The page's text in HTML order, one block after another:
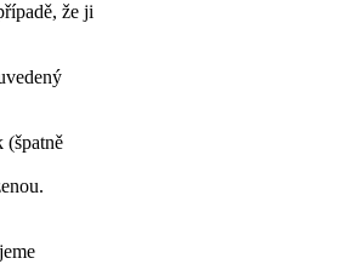
že ji
(špatně